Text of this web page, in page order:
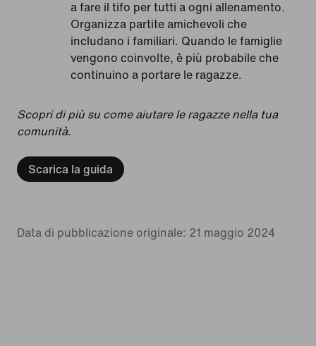
a fare il tifo per tutti a ogni allenamento.
Organizza partite amichevoli che
includano i familiari. Quando le famiglie
vengono coinvolte, è più probabile che
continuino a portare le ragazze.
Scopri di più su come aiutare le ragazze nella tua
comunità.
Scarica la guida
Data di pubblicazione originale: 21 maggio 2024